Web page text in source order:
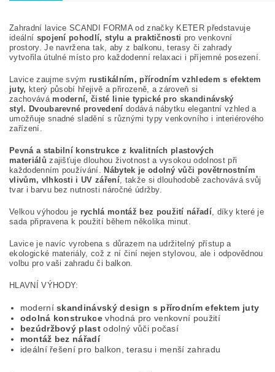
Zahradní lavice SCANDI FORMA od značky KETER představuje
ideální spojení pohodlí, stylu a praktičnosti pro venkovní
prostory. Je navržena tak, aby z balkonu, terasy či zahrady
vytvořila útulné místo pro každodenní relaxaci i příjemné posezení.
Lavice zaujme svým rustikálním, přírodním vzhledem s efektem
juty, který působí hřejivě a přirozeně, a zároveň si
zachovává moderní, čisté linie typické pro skandinávský
styl. Dvoubarevné provedení dodává nábytku elegantní vzhled a
umožňuje snadné sladění s různými typy venkovního i interiérového
zařízení.
Pevná a stabilní konstrukce z kvalitních plastových
materiálů zajišťuje dlouhou životnost a vysokou odolnost při
každodenním používání. Nábytek je odolný vůči povětrnostním
vlivům, vlhkosti i UV záření, takže si dlouhodobě zachovává svůj
tvar i barvu bez nutnosti náročné údržby.
Velkou výhodou je rychlá montáž bez použití nářadí, díky které je
sada připravena k použití během několika minut.
Lavice je navíc vyrobena s důrazem na udržitelný přístup a
ekologické materiály, což z ní činí nejen stylovou, ale i odpovědnou
volbu pro vaši zahradu či balkon.
HLAVNÍ VÝHODY:
moderní skandinávský design s přírodním efektem juty
odolná konstrukce vhodná pro venkovní použití
bezúdržbový plast odolný vůči počasí
montáž bez nářadí
ideální řešení pro balkon, terasu i menší zahradu